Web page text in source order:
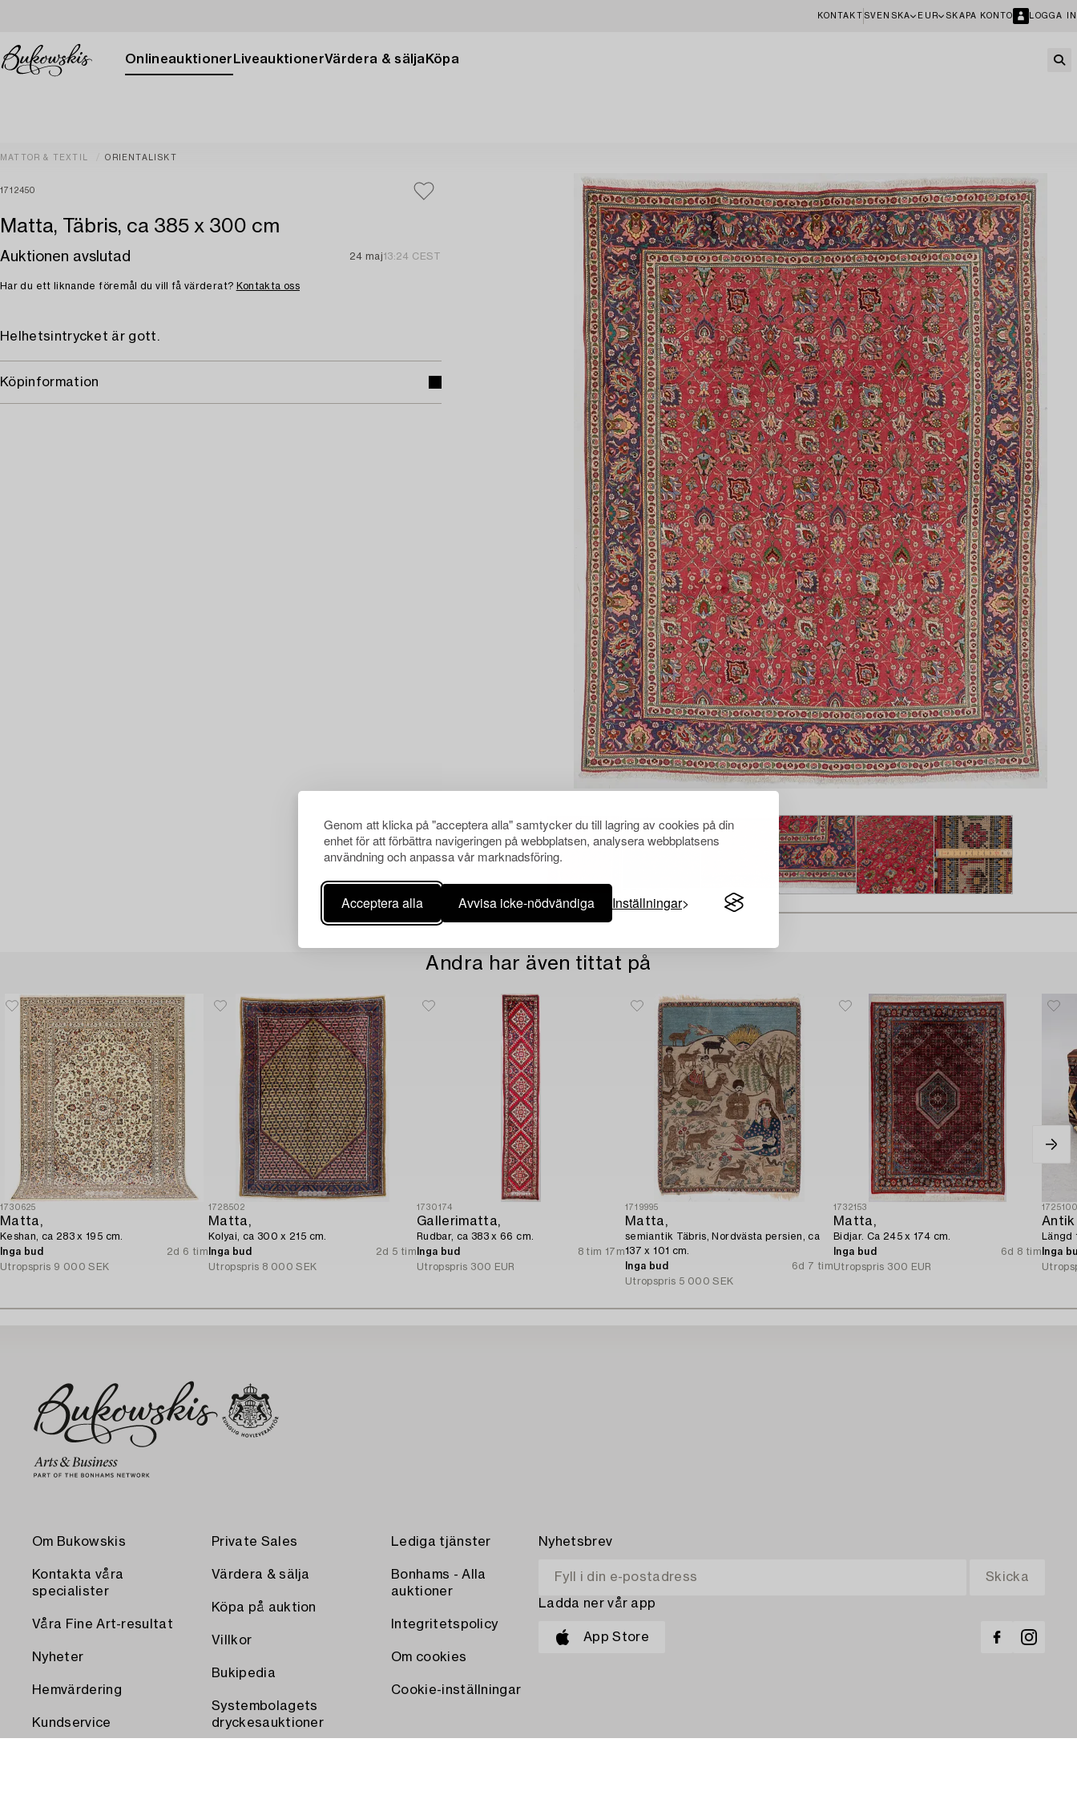
Genom att klicka på "acceptera alla" samtycker du till lagring av cookies på din
enhet för att förbättra navigeringen på webbplatsen, analysera webbplatsens
användning och anpassa vår marknadsföring.
Acceptera alla Avvisa icke-nödvändiga Inställningar
KONTAKT SVENSKA EUR SKAPA KONTO LOGGA IN
Onlineauktioner LiveauktionerVärdera & sälja Köpa
MATTOR & TEXTIL ORIENTALISKT
1712450
Matta, Täbris, ca 385 x 300 cm
Auktionen avslutad 24 maj13:24 CEST
Har du ett liknande föremål du vill få värderat? Kontakta oss
Helhetsintrycket är gott.
Köpinformation
Andra har även tittat på
1730625
Matta,
Keshan, ca 283 x 195 cm.
Inga bud
2d 6 tim
Utropspris 9 000 SEK
1728502
Matta,
Kolyai, ca 300 x 215 cm.
Inga bud
2d 5 tim
Utropspris 8 000 SEK
1730174
Gallerimatta,
Rudbar, ca 383 x 66 cm.
Inga bud
8 tim 17m
Utropspris 300 EUR
1719995
Matta,
semiantik Täbris, Nordvästa persien, ca
137 x 101 cm.
Inga bud
6d 7 tim
Utropspris 5 000 SEK
1732153
Matta,
Bidjar. Ca 245 x 174 cm.
Inga bud
6d 8 tim
Utropspris 300 EUR
Antik
Längd
Inga
Om Bukowskis
Kontakta våra
specialister
Våra Fine Art-resultat
Nyheter
Hemvärdering
Kundservice
Private Sales
Värdera & sälja
Köpa på auktion
Villkor
Bukipedia
Systembolagets
dryckesauktioner
Lediga tjänster
Bonhams - Alla
auktioner
Integritetspolicy
Om cookies
Cookie-inställningar
Nyhetsbrev
Ladda ner vår app
App Store